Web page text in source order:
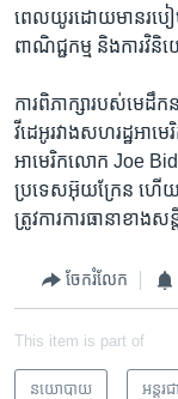
ពេល​យូរ​ដោយ​មាន​របៀ
ពាណិជ្ជកម្ម ​និង​ការវិ
ការពិភាក្សា​របស់​មេដឹក
វីដេអូ​រវាង​សហរដ្ឋ​អាម
អាមេរិក​លោក Joe
ប្រទេស​អ៊ុយក្រែន ​ហើ
ត្រូវការ​ការធានា​ខា
ចែករំលែក
This item is part of
នយោបាយ អន្តរ